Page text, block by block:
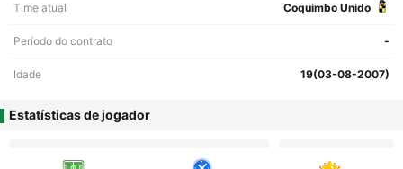
Time atual Coquimbo Unido
Período do contrato -
Idade 19(03-08-2007)
Estatísticas de jogador